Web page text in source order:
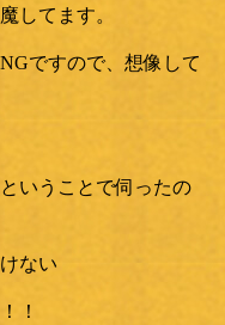
してます。
ですので、想像して
いうことで伺ったの
ない
！